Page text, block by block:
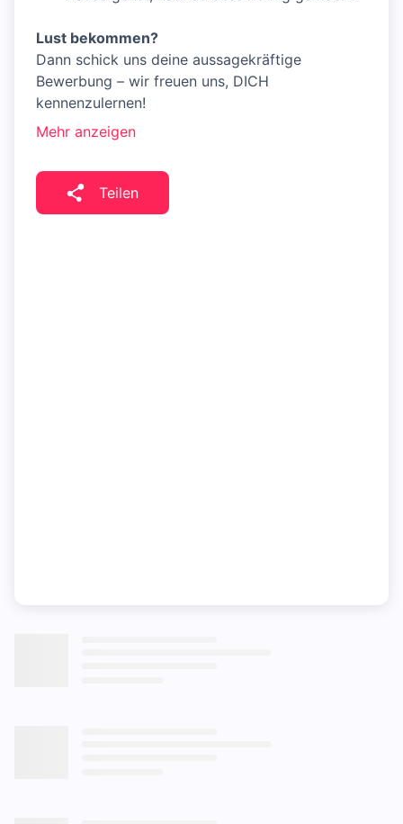
Lust bekommen?
Dann schick uns deine aussagekräftige
Bewerbung – wir freuen uns, DICH
kennenzulernen!
Mehr anzeigen
Teilen